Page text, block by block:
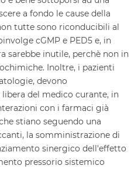
a fondo le cause della
tutte sono riconducibili al
cGMP e PED5 e, in
sarebbe inutile, perchè non in
Inoltre, i pazienti
devono
del medico curante, in
con i farmaci già
stiano seguendo una
la somministrazione di
sinergico dell'effetto
pressorio sistemico